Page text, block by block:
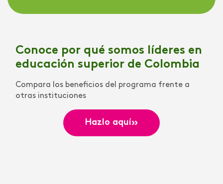
Conoce por qué somos líderes en
educación superior de Colombia
Compara los beneficios del programa frente a
otras instituciones
Hazlo aquí»